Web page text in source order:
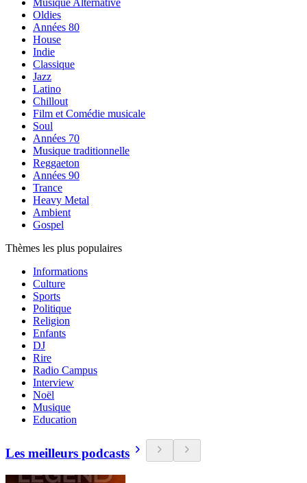
Musique Alternative
Oldies
Années 80
House
Indie
Classique
Jazz
Latino
Chillout
Film et Comédie musicale
Soul
Années 70
Musique traditionnelle
Reggaeton
Années 90
Trance
Heavy Metal
Ambient
Gospel
Thèmes les plus populaires
Informations
Culture
Sports
Politique
Religion
Enfants
DJ
Rire
Radio Campus
Interview
Noël
Musique
Education
Les meilleurs podcasts